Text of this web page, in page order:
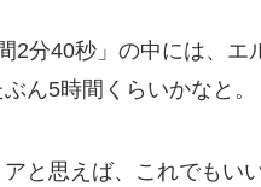
2分40秒」の中には、
ん5時間くらいかなと。
と思えば、これでもい